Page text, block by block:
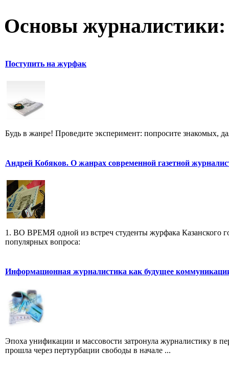
Основы журналистики:
Поступить на журфак
Будь в жанре! Проведите эксперимент: попросите знакомых,
Андрей Кобяков. О жанрах современной газетной
1. ВО ВРЕМЯ одной из встреч студенты журфака Казанского
популярных вопроса:
Информационная журналистика как будущее
Эпоха унификации и массовости затронула журналистику в
прошла через пертурбации свободы в начале ...